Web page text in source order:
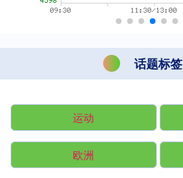
话题标签
运动
欧洲